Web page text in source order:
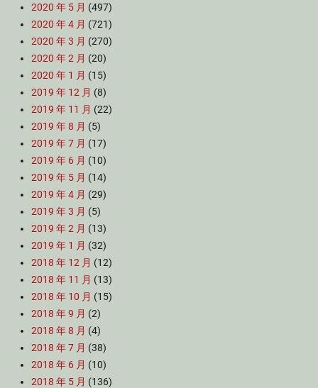
2020 年 5 月 (497)
2020 年 4 月 (721)
2020 年 3 月 (270)
2020 年 2 月 (20)
2020 年 1 月 (15)
2019 年 12 月 (8)
2019 年 11 月 (22)
2019 年 8 月 (5)
2019 年 7 月 (17)
2019 年 6 月 (10)
2019 年 5 月 (14)
2019 年 4 月 (29)
2019 年 3 月 (5)
2019 年 2 月 (13)
2019 年 1 月 (32)
2018 年 12 月 (12)
2018 年 11 月 (13)
2018 年 10 月 (15)
2018 年 9 月 (2)
2018 年 8 月 (4)
2018 年 7 月 (38)
2018 年 6 月 (10)
2018 年 5 月 (136)